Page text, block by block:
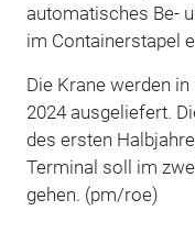
automatisches Be-
im Containerstapel
Die Krane werden
2024 ausgeliefert.
des ersten
Terminal soll im
gehen. (pm/roe)